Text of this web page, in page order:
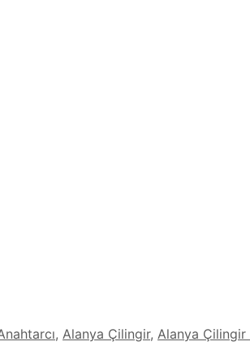
, Alanya Çilingir, Alanya Çilingir